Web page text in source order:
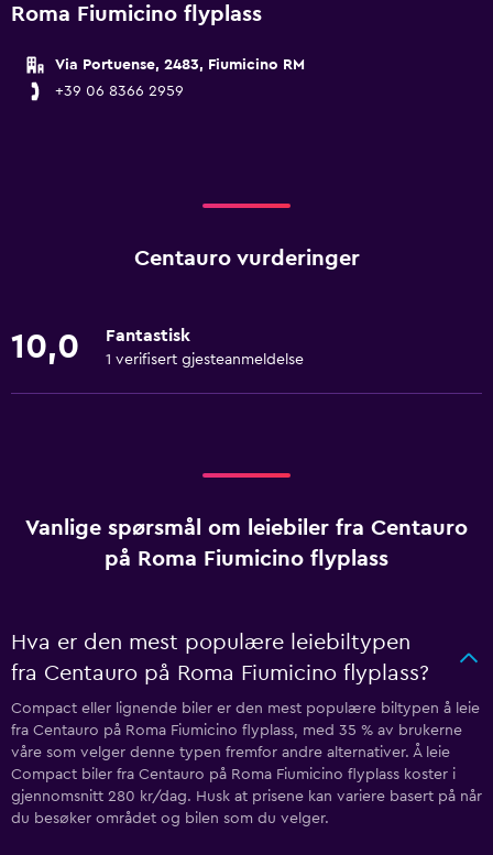
Roma Fiumicino flyplass
Via Portuense, 2483, Fiumicino RM
+39 06 8366 2959
Centauro vurderinger
10,0 Fantastisk
1 verifisert gjesteanmeldelse
Vanlige spørsmål om leiebiler fra Centauro
på Roma Fiumicino flyplass
Hva er den mest populære leiebiltypen
fra Centauro på Roma Fiumicino flyplass?
Compact eller lignende biler er den mest populære biltypen å leie
fra Centauro på Roma Fiumicino flyplass, med 35 % av brukerne
våre som velger denne typen fremfor andre alternativer. Å leie
Compact biler fra Centauro på Roma Fiumicino flyplass koster i
gjennomsnitt 280 kr/dag. Husk at prisene kan variere basert på når
du besøker området og bilen som du velger.